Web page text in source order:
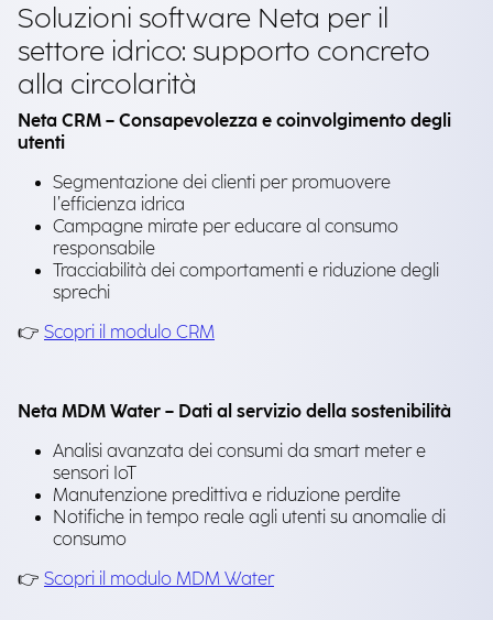
Soluzioni software Neta per il
settore idrico: supporto concreto
alla circolarità
Neta CRM – Consapevolezza e coinvolgimento degli
utenti
Segmentazione dei clienti per promuovere
l’efficienza idrica
Campagne mirate per educare al consumo
responsabile
Tracciabilità dei comportamenti e riduzione degli
sprechi
👉 Scopri il modulo CRM
Neta MDM Water – Dati al servizio della sostenibilità
Analisi avanzata dei consumi da smart meter e
sensori IoT
Manutenzione predittiva e riduzione perdite
Notifiche in tempo reale agli utenti su anomalie di
consumo
👉 Scopri il modulo MDM Water